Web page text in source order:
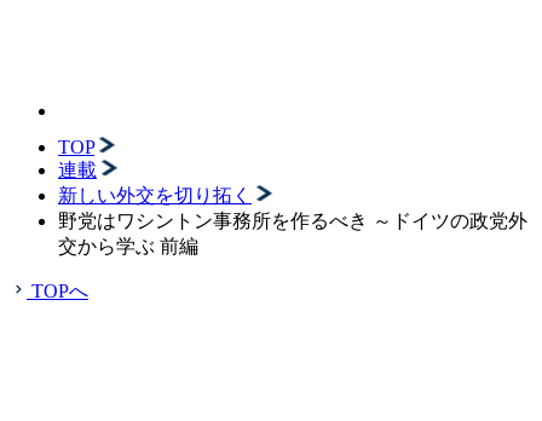
TOP
連載
新しい外交を切り拓く
野党はワシントン事務所を作るべき ～ドイツの政党外
交から学ぶ 前編
TOPへ